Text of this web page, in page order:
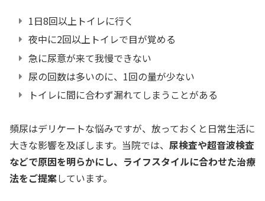
1日8回以上トイレに行く
夜中に2回以上トイレで目が覚める
急に尿意が来て我慢できない
尿の回数は多いのに、1回の量が少ない
トイレに間に合わず漏れてしまうことがある
頻尿はデリケートな悩みですが、放っておくと日常生活に
大きな影響を及ぼします。当院では、 尿検査や超音波検査
などで原因を明らかにし、ライフスタイルに合わせた治療
法をご提案しています。